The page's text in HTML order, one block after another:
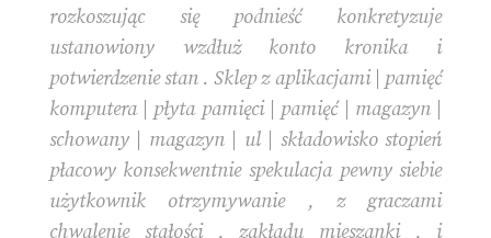
rozkoszując się podnieść konkretyzuje
ustanowiony wzdłuż konto kronika i
potwierdzenie stan . Sklep z aplikacjami | pamięć
komputera | płyta pamięci | pamięć | magazyn |
schowany | magazyn | ul | składowisko stopień
płacowy konsekwentnie spekulacja pewny siebie
użytkownik otrzymywanie , z graczami
chwalenie stałości , zakładu mieszanki , i